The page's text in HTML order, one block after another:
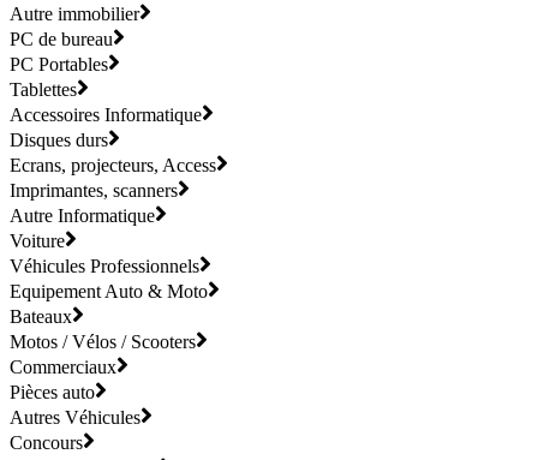
Autre immobilier
PC de bureau
PC Portables
Tablettes
Accessoires Informatique
Disques durs
Ecrans, projecteurs, Access
Imprimantes, scanners
Autre Informatique
Voiture
Véhicules Professionnels
Equipement Auto & Moto
Bateaux
Motos / Vélos / Scooters
Commerciaux
Pièces auto
Autres Véhicules
Concours